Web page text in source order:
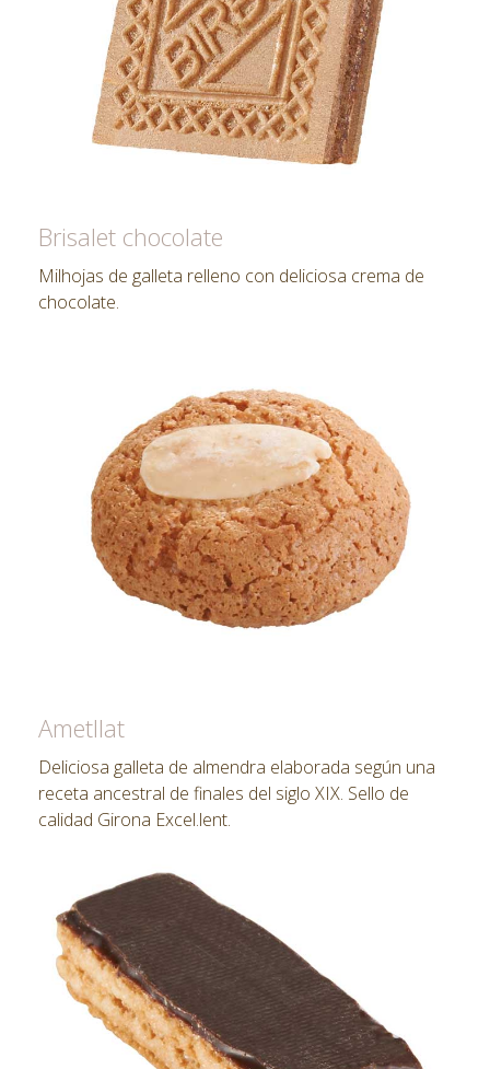
Brisalet chocolate
Milhojas de galleta relleno con deliciosa crema de
chocolate.
Ametllat
Deliciosa galleta de almendra elaborada según una
receta ancestral de finales del siglo XIX. Sello de
calidad Girona Excel.lent.